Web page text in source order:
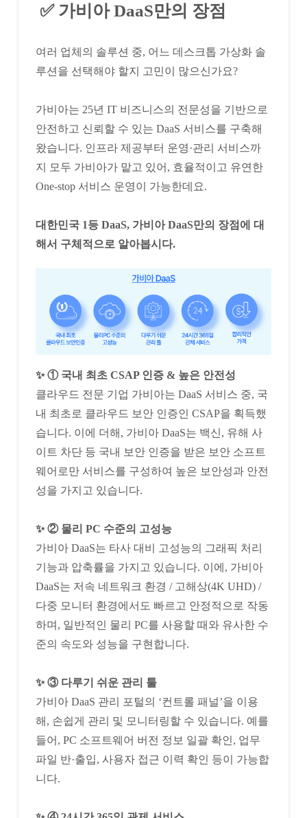
✅ 가비아 DaaS만의 장점
여러 업체의 솔루션 중, 어느 데스크톱 가상화 솔
루션을 선택해야 할지 고민이 많으신가요?
가비아는 25년 IT 비즈니스의 전문성을 기반으로
안전하고 신뢰할 수 있는 DaaS 서비스를 구축해
왔습니다. 인프라 제공부터 운영·관리 서비스까
지 모두 가비아가 맡고 있어, 효율적이고 유연한
One-stop 서비스 운영이 가능한데요.
대한민국 1등 DaaS, 가비아 DaaS만의 장점에 대
해서 구체적으로 알아봅시다.
✨ ① 국내 최초 CSAP 인증 & 높은 안전성
클라우드 전문 기업 가비아는 DaaS 서비스 중, 국
내 최초로 클라우드 보안 인증인 CSAP을 획득했
습니다. 이에 더해, 가비아 DaaS는 백신, 유해 사
이트 차단 등 국내 보안 인증을 받은 보안 소프트
웨어로만 서비스를 구성하여 높은 보안성과 안전
성을 가지고 있습니다.
✨ ② 물리 PC 수준의 고성능
가비아 DaaS는 타사 대비 고성능의 그래픽 처리
기능과 압축률을 가지고 있습니다. 이에, 가비아
DaaS는 저속 네트워크 환경 / 고해상(4K UHD) /
다중 모니터 환경에서도 빠르고 안정적으로 작동
하며, 일반적인 물리 PC를 사용할 때와 유사한 수
준의 속도와 성능을 구현합니다.
✨ ③ 다루기 쉬운 관리 툴
가비아 DaaS 관리 포털의 ‘컨트롤 패널’을 이용
해, 손쉽게 관리 및 모니터링할 수 있습니다. 예를
들어, PC 소프트웨어 버전 정보 일괄 확인, 업무
파일 반·출입, 사용자 접근 이력 확인 등이 가능합
니다.